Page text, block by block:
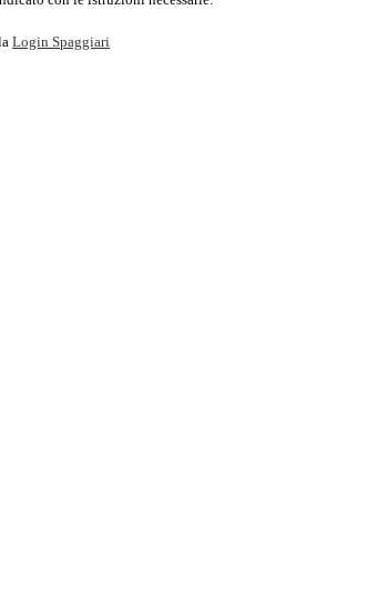
Login Spaggiari